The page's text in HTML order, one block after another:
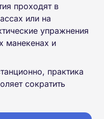
проходят в
или на
упражнения
манекенах и
практика
сократить